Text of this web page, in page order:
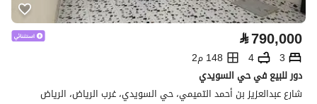
⃁790,000
3
4
148 م2
دور للبيع في حي السويدي
شارع عبدالعزيز بن أحمد التميمي، حي السويدي، غرب الرياض، الرياض